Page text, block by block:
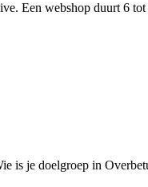
Een webshop duurt 6
is je doelgroep in